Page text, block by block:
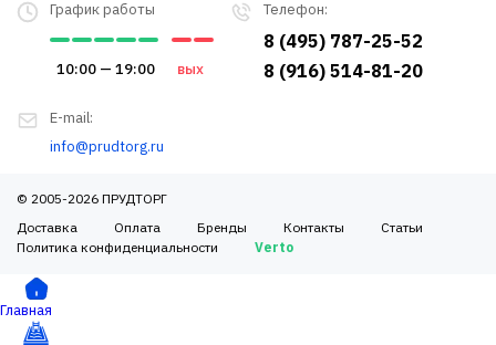
Телефон:
8 (495) 787-25-52
8 (916) 514-81-20
График работы
10:00 — 19:00 вых
E-mail:
info@prudtorg.ru
© 2005-2026 ПРУДТОРГ
Доставка
Оплата Бренды Контакты
Статьи
Политика конфиденциальности
Verto
Главная